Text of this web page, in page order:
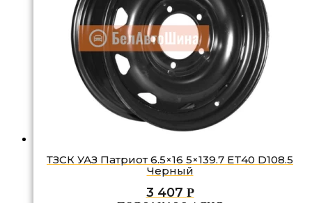
ТЗСК УАЗ Патриот 6.5×16 5×139.7 ET40 D108.5
Черный
3 407 Р